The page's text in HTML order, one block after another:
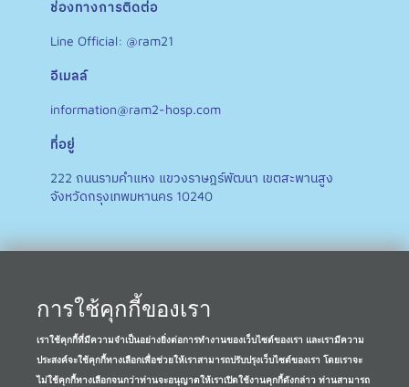
ช่องทางการติดต่อ
Line Official: @ram21
อีเมลล์
information@ram2-hosp.com
ที่อยู่
222 ถนนรามคำแหง แขวงราษฎร์พัฒนา เขตสะพานสูง
จังหวัดกรุงเทพมหานคร 10240
การใช้คุกกี้ของเรา
เราใช้คุกกี้ที่มีความจำเป็นอย่างยิ่งต่อการทำงานของเว็บไซต์ของเรา และเรามีความ
ประสงค์จะใช้คุกกี้ทางเลือกเพื่อช่วยให้เราสามารถปรับปรุงเว็บไซต์ของเรา โดยเราจะ
ไม่ใช้คุกกี้ทางเลือกจนกว่าท่านจะอนุญาตให้เราเปิดใช้งานคุกกี้ดังกล่าว ท่านสามารถ